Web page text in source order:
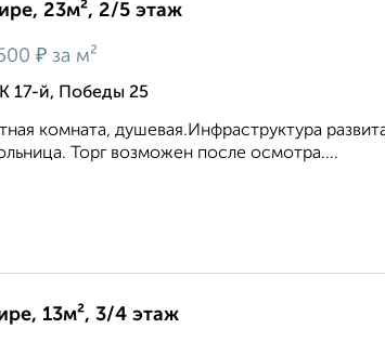
23м², 2/5 этаж
₽ за м²
17-й, Победы 25
комната, душевая.Инфраструктура
Торг возможен после осмотра....
13м², 3/4 этаж